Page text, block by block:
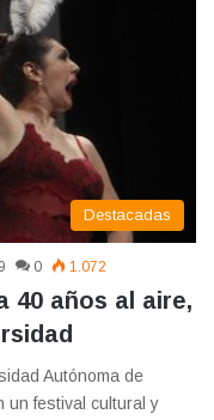
Destacadas
0 1.072
40 años al aire,
Autónoma de
un festival cultural y